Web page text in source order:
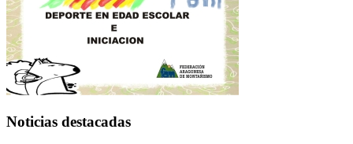
Noticias destacadas